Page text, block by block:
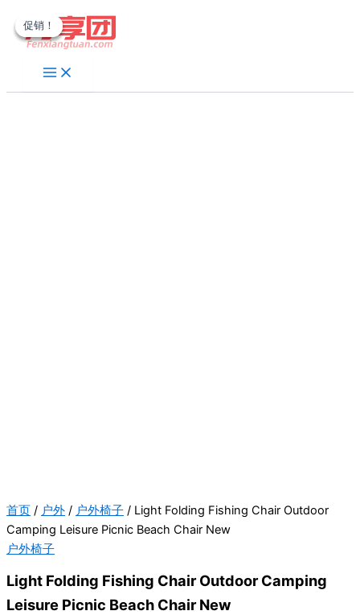
至
促销！
首页 / 户外 / 户外椅子 / Light Folding Fishing Chair Outdoor
Camping Leisure Picnic Beach Chair New
户外椅子
Light Folding Fishing Chair Outdoor Camping
Leisure Picnic Beach Chair New
促销！
促销！